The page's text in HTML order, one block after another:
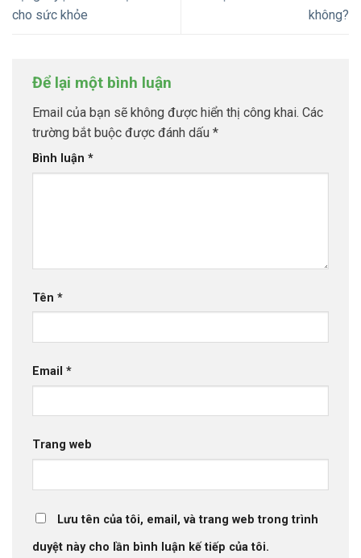
cho sức khỏe
không?
Để lại một bình luận
Email của bạn sẽ không được hiển thị công khai. Các
trường bắt buộc được đánh dấu *
Bình luận *
Tên *
Email *
Trang web
Lưu tên của tôi, email, và trang web trong trình
duyệt này cho lần bình luận kế tiếp của tôi.